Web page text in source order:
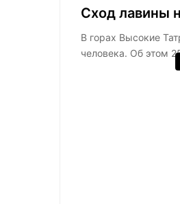
Сход лавины
В горах Высокие
человека. Об этом